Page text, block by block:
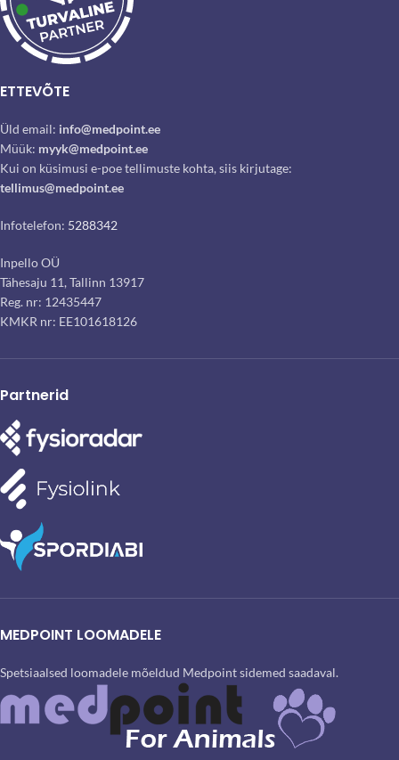
ETTEVÕTE
Üld email: info@medpoint.ee
Müük: myyk@medpoint.ee
Kui on küsimusi e-poe tellimuste kohta, siis kirjutage:
tellimus@medpoint.ee
Infotelefon: 5288342
Inpello OÜ
Tähesaju 11, Tallinn 13917
Reg. nr: 12435447
KMKR nr: EE101618126
Partnerid
MEDPOINT LOOMADELE
Spetsiaalsed loomadele mõeldud Medpoint sidemed saadaval.